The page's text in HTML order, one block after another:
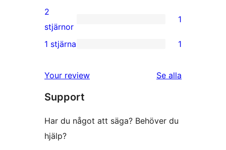
recensioner
3-
stjärniga
recensioner
1
2-
recension
2
stjärnor
1
stjärnig
recension
1 stjärna 1
Your review Se alla
Support
Har du något att säga? Behöver du
hjälp?